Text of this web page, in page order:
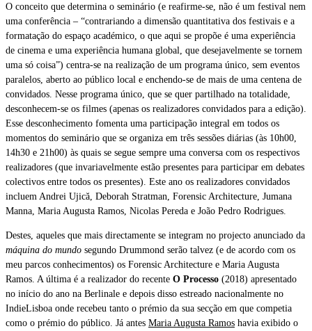
O conceito que determina o seminário (e reafirme-se, não é um festival nem
uma conferência – “contrariando a dimensão quantitativa dos festivais e a
formatação do espaço académico, o que aqui se propõe é uma experiência
de cinema e uma experiência humana global, que desejavelmente se tornem
uma só coisa”) centra-se na realização de um programa único, sem eventos
paralelos, aberto ao público local e enchendo-se de mais de uma centena de
convidados. Nesse programa único, que se quer partilhado na totalidade,
desconhecem-se os filmes (apenas os realizadores convidados para a edição).
Esse desconhecimento fomenta uma participação integral em todos os
momentos do seminário que se organiza em três sessões diárias (às 10h00,
14h30 e 21h00) às quais se segue sempre uma conversa com os respectivos
realizadores (que invariavelmente estão presentes para participar em debates
colectivos entre todos os presentes). Este ano os realizadores convidados
incluem Andrei Ujică, Deborah Stratman, Forensic Architecture, Jumana
Manna, Maria Augusta Ramos, Nicolas Pereda e João Pedro Rodrigues.
Destes, aqueles que mais directamente se integram no projecto anunciado da
máquina do mundo segundo Drummond serão talvez (e de acordo com os
meu parcos conhecimentos) os Forensic Architecture e Maria Augusta
Ramos. A última é a realizador do recente O Processo (2018) apresentado
no início do ano na Berlinale e depois disso estreado nacionalmente no
IndieLisboa onde recebeu tanto o prémio da sua secção em que competia
como o prémio do público. Já antes Maria Augusta Ramos havia exibido o